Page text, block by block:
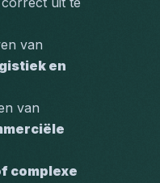
en
complexe